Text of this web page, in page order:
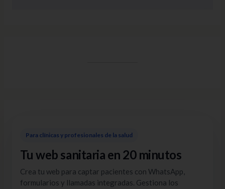
Para clínicas y profesionales de la salud
Tu web sanitaria en 20 minutos
Crea tu web para captar pacientes con WhatsApp,
formularios y llamadas integradas. Gestiona los